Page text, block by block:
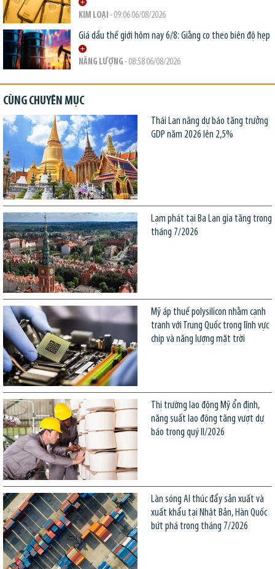
KIM LOẠI - 09:06 06/08/2026
Giá dầu thế giới hôm nay 6/8: Giằng co theo biên độ hẹp
NĂNG LƯỢNG - 08:58 06/08/2026
CÙNG CHUYÊN MỤC
Thái Lan nâng dự báo tăng trưởng
GDP năm 2026 lên 2,5%
Lạm phát tại Ba Lan gia tăng trong
tháng 7/2026
Mỹ áp thuế polysilicon nhằm cạnh
tranh với Trung Quốc trong lĩnh vực
chip và năng lượng mặt trời
Thị trường lao động Mỹ ổn định,
năng suất lao động tăng vượt dự
báo trong quý II/2026
Làn sóng AI thúc đẩy sản xuất và
xuất khẩu tại Nhật Bản, Hàn Quốc
bứt phá trong tháng 7/2026